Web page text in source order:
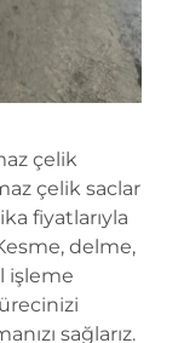
çelik
çelik saclar
fiyatlarıyla
delme,
işleme
sağlarız.